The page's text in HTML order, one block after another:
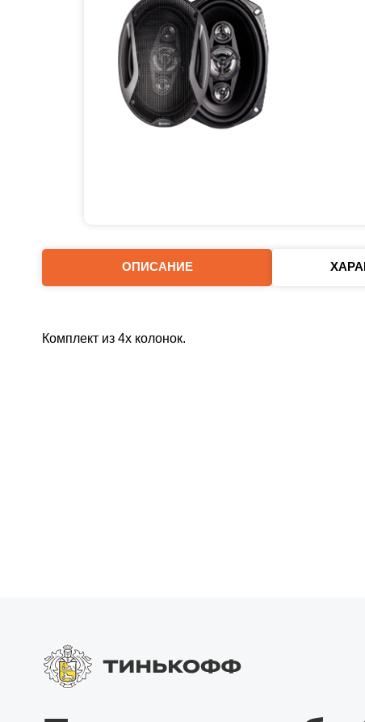
ОПИСАНИЕ
Комплект из 4х колонок.